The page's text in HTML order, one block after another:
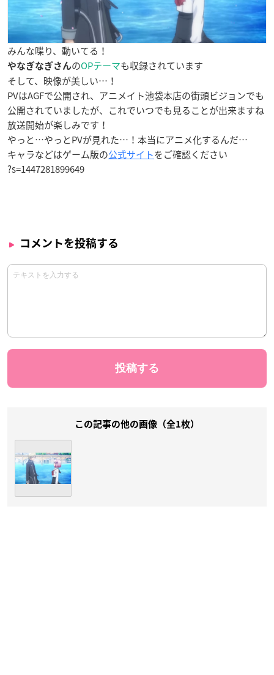
みんな喋り、動いてる！
やなぎなぎさんのOPテーマも収録されています
そして、映像が美しい…！
PVはAGFで公開され、アニメイト池袋本店の街頭ビジョンでも
公開されていましたが、これでいつでも見ることが出来ますね
放送開始が楽しみです！
やっと…やっとPVが見れた…！本当にアニメ化するんだ…
キャラなどはゲーム版の公式サイトをご確認ください
?s=1447281899649
コメントを投稿する
この記事の他の画像（全1枚）